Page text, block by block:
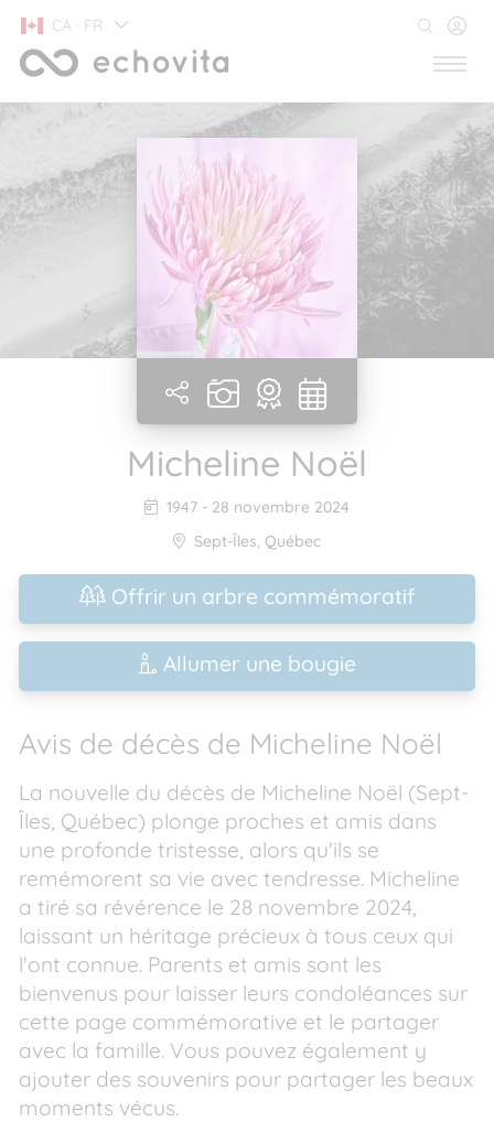
CA · FR
Micheline Noël
1947 - 28 novembre 2024
Sept-Îles, Québec
Offrir un arbre commémoratif
Allumer une bougie
Avis de décès de Micheline Noël
La nouvelle du décès de Micheline Noël (Sept-
Îles, Québec) plonge proches et amis dans
une profonde tristesse, alors qu'ils se
remémorent sa vie avec tendresse. Micheline
a tiré sa révérence le 28 novembre 2024,
laissant un héritage précieux à tous ceux qui
l'ont connue. Parents et amis sont les
bienvenus pour laisser leurs condoléances sur
cette page commémorative et le partager
avec la famille. Vous pouvez également y
ajouter des souvenirs pour partager les beaux
moments vécus.